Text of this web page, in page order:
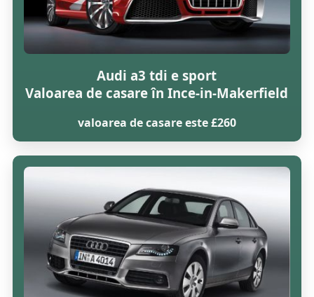
Audi a3 tdi e sport
Valoarea de casare în Ince-in-Makerfield
valoarea de casare este £260